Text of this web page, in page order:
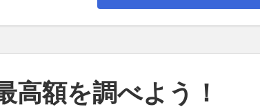
高額を調べよう！